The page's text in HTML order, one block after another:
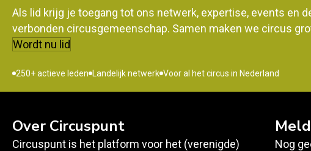
Als lid krijg je toegang tot ons netwerk, expertise, events en
verbonden circusgemeenschap. Samen maken we circus
Wordt nu lid
250+ actieve leden Landelijk netwerk Voor al het circus in Nederland
Over Circuspunt
Circuspunt is het platform voor het (verenigde)
Nog